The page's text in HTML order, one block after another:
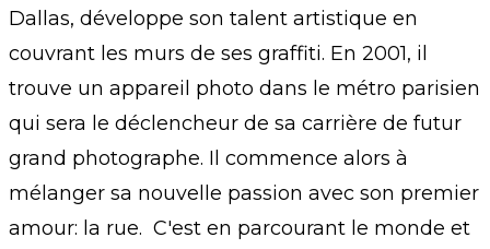
Dallas, développe son talent artistique en
couvrant les murs de ses graffiti. En 2001, il
trouve un appareil photo dans le métro parisien
qui sera le déclencheur de sa carrière de futur
grand photographe. Il commence alors à
mélanger sa nouvelle passion avec son premier
amour: la rue. C'est en parcourant le monde et